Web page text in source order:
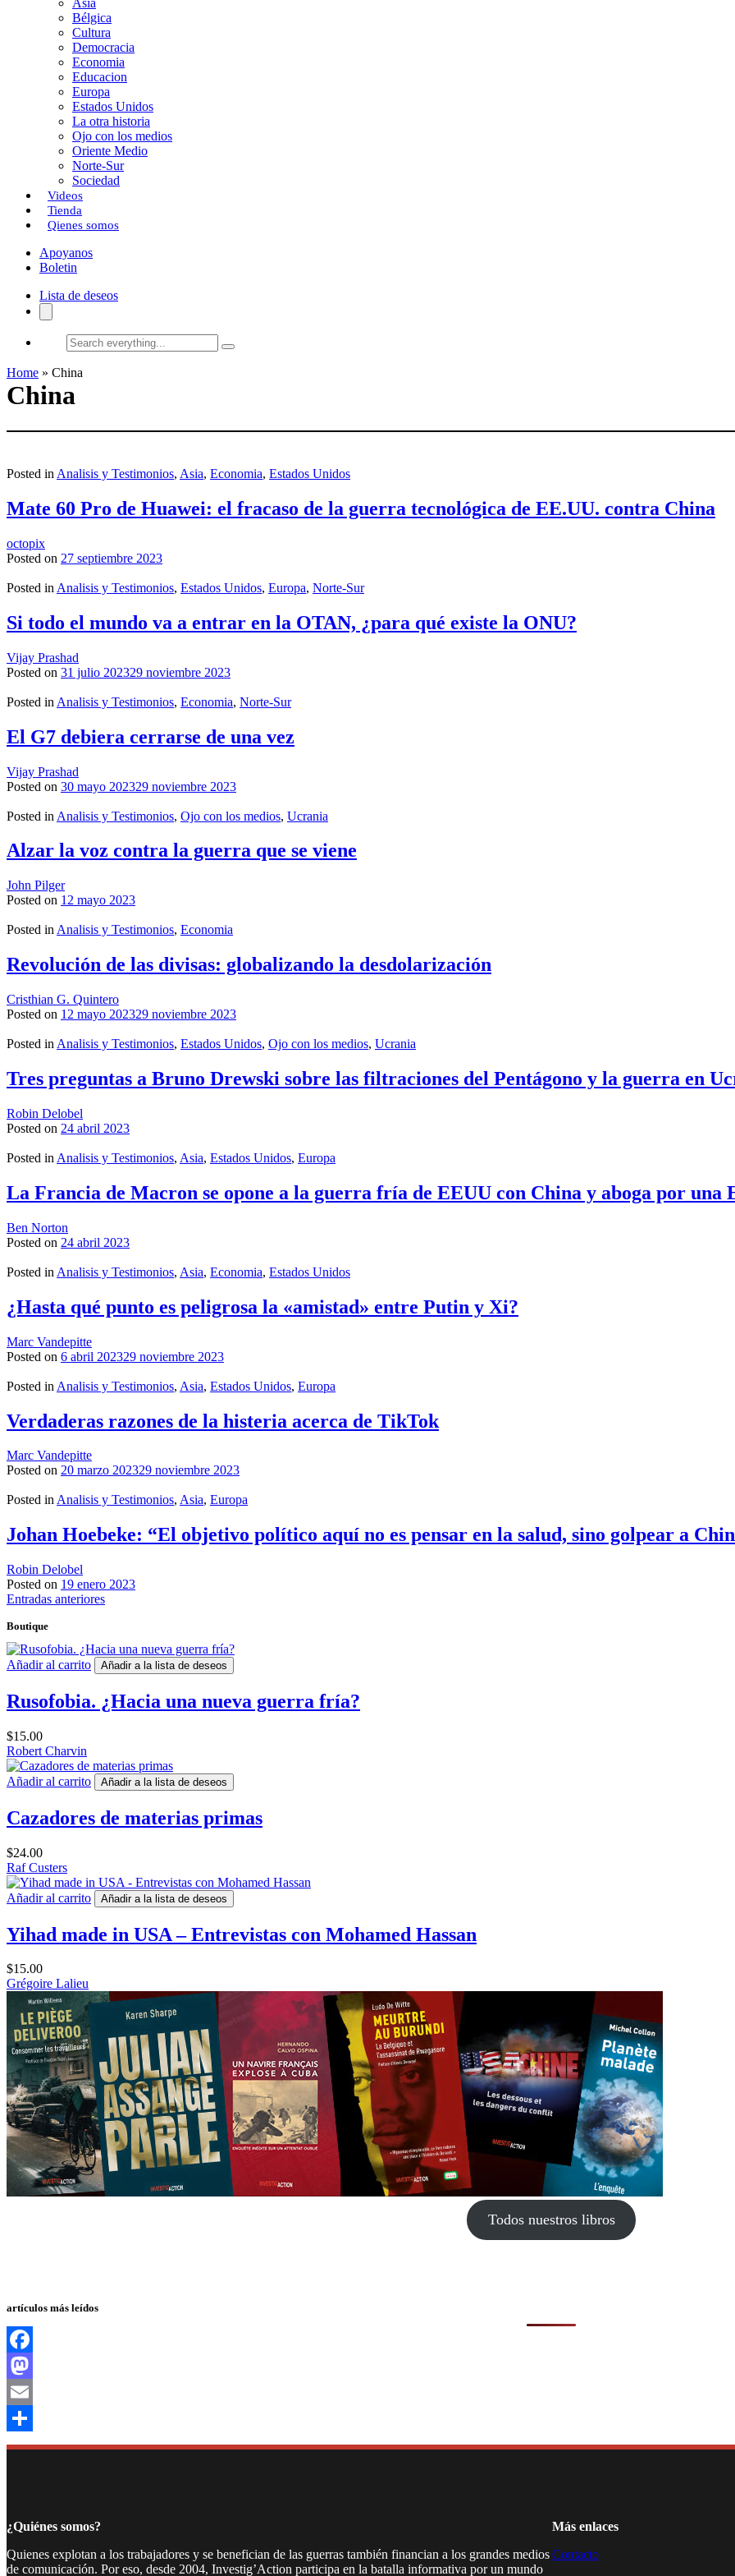
Asia
Bélgica
Cultura
Democracia
Economia
Educacion
Europa
Estados Unidos
La otra historia
Ojo con los medios
Oriente Medio
Norte-Sur
Sociedad
Videos
Tienda
Qienes somos
Apoyanos
Boletin
Lista de deseos
Search
everything...
Home » China
China
Posted in Analisis y Testimonios, Asia, Economia, Estados Unidos
Mate 60 Pro de Huawei: el fracaso de la guerra tecnológica de EE.UU. contra China
octopix
Posted on 27 septiembre 2023
Posted in Analisis y Testimonios, Estados Unidos, Europa, Norte-Sur
Si todo el mundo va a entrar en la OTAN, ¿para qué existe la ONU?
Vijay Prashad
Posted on 31 julio 202329 noviembre 2023
Posted in Analisis y Testimonios, Economia, Norte-Sur
El G7 debiera cerrarse de una vez
Vijay Prashad
Posted on 30 mayo 202329 noviembre 2023
Posted in Analisis y Testimonios, Ojo con los medios, Ucrania
Alzar la voz contra la guerra que se viene
John Pilger
Posted on 12 mayo 2023
Posted in Analisis y Testimonios, Economia
Revolución de las divisas: globalizando la desdolarización
Cristhian G. Quintero
Posted on 12 mayo 202329 noviembre 2023
Posted in Analisis y Testimonios, Estados Unidos, Ojo con los medios, Ucrania
Tres preguntas a Bruno Drewski sobre las filtraciones del Pentágono y la guerra en
Robin Delobel
Posted on 24 abril 2023
Posted in Analisis y Testimonios, Asia, Estados Unidos, Europa
La Francia de Macron se opone a la guerra fría de EEUU con China y aboga por una
Ben Norton
Posted on 24 abril 2023
Posted in Analisis y Testimonios, Asia, Economia, Estados Unidos
¿Hasta qué punto es peligrosa la «amistad» entre Putin y Xi?
Marc Vandepitte
Posted on 6 abril 202329 noviembre 2023
Posted in Analisis y Testimonios, Asia, Estados Unidos, Europa
Verdaderas razones de la histeria acerca de TikTok
Marc Vandepitte
Posted on 20 marzo 202329 noviembre 2023
Posted inAnalisis y Testimonios, Asia, Europa
Johan Hoebeke: “El objetivo político aquí no es pensar en la salud, sino golpear a
Robin Delobel
Posted on 19 enero 2023
Navegación
de
entradas
Entradas anteriores
Boutique
Añadir al carrito Añadir a la lista de deseos
Rusofobia. ¿Hacia una nueva guerra fría?
$15.00
Robert Charvin
Añadir al carrito Añadir a la lista de deseos
Cazadores de materias primas
$24.00
Raf Custers
Añadir al carrito Añadir a la lista de deseos
Yihad made in USA – Entrevistas con Mohamed Hassan
$15.00
Grégoire Lalieu
Todos nuestros libros
artículos más leídos
Facebook
Mastodon
Email
Compartir
¿Quiénes somos?
Quienes explotan a los trabajadores y se benefician de las guerras también financian a los grandes medios
de comunicación. Por eso, desde 2004, Investig’Action participa en la batalla informativa por un mundo
Más enlaces
Contacto